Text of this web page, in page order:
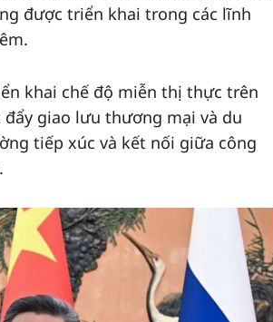
được triển khai trong các lĩnh
khai chế độ miễn thị thực trên
giao lưu thương mại và du
tiếp xúc và kết nối giữa công